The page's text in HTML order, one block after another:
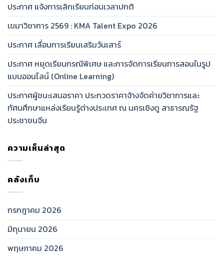
ประกาศ แจ้งการเลิกเรียนก่อนเวลาปกติ
เขมาวิชาการ 2569 : KMA Talent Expo 2026
ประกาศ เลื่อนการเรียนเสริมวันเสาร์
ประกาศ หยุดเรียนกรณีพิเศษ และการจัดการเรียนการสอนในรูป
แบบออนไลน์ (Online Learning)
ประกาศผู้ชนะเสนอราคา ประกวดราคาจ้างจัดค่ายวิชาการและ
ทัศนศึกษาแหล่งเรียนรู้ต่างประเทศ ณ นครเชิงตู สาธารณรัฐ
ประชาชนจีน
ความเห็นล่าสุด
คลังเก็บ
กรกฎาคม 2026
มิถุนายน 2026
พฤษภาคม 2026